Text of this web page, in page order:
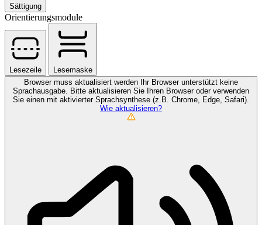
Sättigung
Orientierungsmodule
Lesezeile
Lesemaske
Browser muss aktualisiert werden Ihr Browser unterstützt keine
Sprachausgabe. Bitte aktualisieren Sie Ihren Browser oder verwenden
Sie einen mit aktivierter Sprachsynthese (z.B. Chrome, Edge, Safari).
Wie aktualisieren?